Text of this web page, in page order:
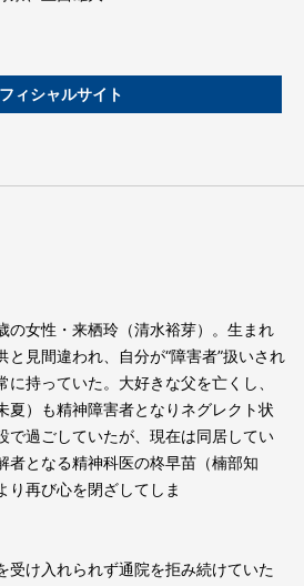
ィシャルサイト
の女性・来栖玲（清水裕芽）。生まれ
と見間違われ、自分が“障害者”扱いされ
持っていた。大好きな父を亡くし、
夏）も精神障害者となりネグレクト状
で過ごしていたが、現在は同居してい
者となる精神科医の柊早苗（楠部知
り再び心を閉ざしてしま
。
受け入れられず通院を拒み続けていた